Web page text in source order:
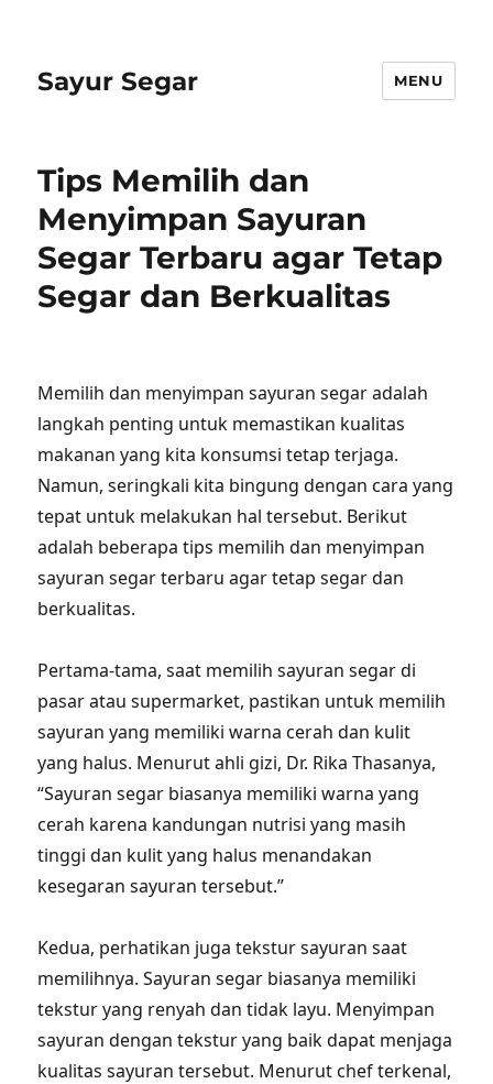
Sayur Segar MENU
Tips Memilih dan
Menyimpan Sayuran
Segar Terbaru agar Tetap
Segar dan Berkualitas
Memilih dan menyimpan sayuran segar adalah
langkah penting untuk memastikan kualitas
makanan yang kita konsumsi tetap terjaga.
Namun, seringkali kita bingung dengan cara yang
tepat untuk melakukan hal tersebut. Berikut
adalah beberapa tips memilih dan menyimpan
sayuran segar terbaru agar tetap segar dan
berkualitas.
Pertama-tama, saat memilih sayuran segar di
pasar atau supermarket, pastikan untuk memilih
sayuran yang memiliki warna cerah dan kulit
yang halus. Menurut ahli gizi, Dr. Rika Thasanya,
“Sayuran segar biasanya memiliki warna yang
cerah karena kandungan nutrisi yang masih
tinggi dan kulit yang halus menandakan
kesegaran sayuran tersebut.”
Kedua, perhatikan juga tekstur sayuran saat
memilihnya. Sayuran segar biasanya memiliki
tekstur yang renyah dan tidak layu. Menyimpan
sayuran dengan tekstur yang baik dapat menjaga
kualitas sayuran tersebut. Menurut chef terkenal,